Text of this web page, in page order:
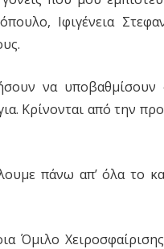
Ιφιγένεια
να υποβαθμίσουν
Κρίνονται από την
πάνω απ’ όλα το
Όμιλο